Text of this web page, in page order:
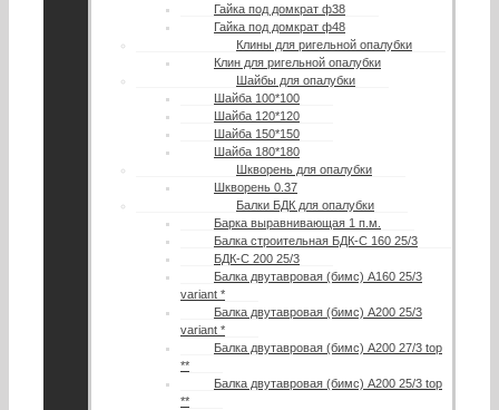
Гайка под домкрат ф38
Гайка под домкрат ф48
Клины для ригельной опалубки
Клин для ригельной опалубки
Шайбы для опалубки
Шайба 100*100
Шайба 120*120
Шайба 150*150
Шайба 180*180
Шкворень для опалубки
Шкворень 0.37
Балки БДК для опалубки
Барка выравнивающая 1 п.м.
Балка строительная БДК-С 160 25/3
БДК-С 200 25/3
Балка двутавровая (бимс) А160 25/3
variant *
Балка двутавровая (бимс) А200 25/3
variant *
Балка двутавровая (бимс) А200 27/3 top
**
Балка двутавровая (бимс) A200 25/3 top
**